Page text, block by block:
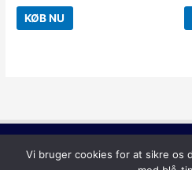
KØB NU
Copyright ©
Vi bruger cookies for at sikre os